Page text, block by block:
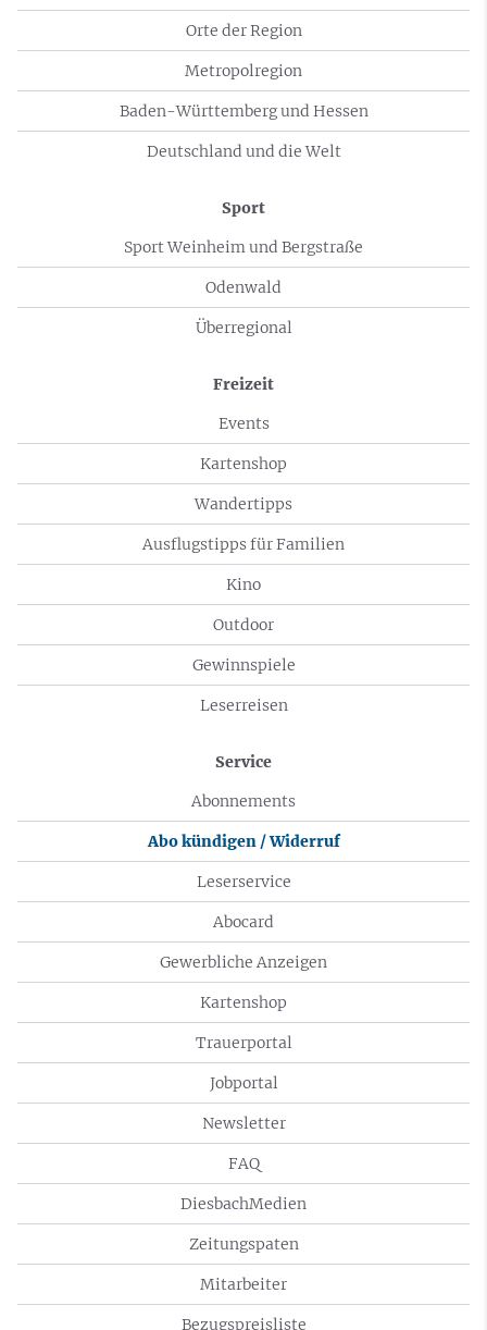
Orte der Region
Metropolregion
Baden-Württemberg und Hessen
Deutschland und die Welt
Sport
Sport Weinheim und Bergstraße
Odenwald
Überregional
Freizeit
Events
Kartenshop
Wandertipps
Ausflugstipps für Familien
Kino
Outdoor
Gewinnspiele
Leserreisen
Service
Abonnements
Abo kündigen / Widerruf
Leserservice
Abocard
Gewerbliche Anzeigen
Kartenshop
Trauerportal
Jobportal
Newsletter
FAQ
DiesbachMedien
Zeitungspaten
Mitarbeiter
Bezugspreisliste